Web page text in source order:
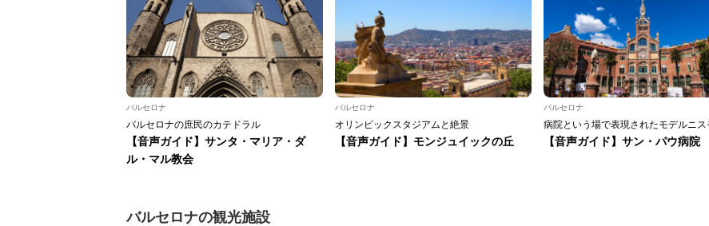
バルセロナ
バルセロナの庶民のカテドラル
【音声ガイド】サンタ・マリア・ダ
ル・マル教会
バルセロナ
オリンピックスタジアムと絶景
【音声ガイド】モンジュイックの丘
バルセロナ
病院という場で表現されたモデルニス
【音声ガイド】サン・パウ病院
バルセロナの観光施設